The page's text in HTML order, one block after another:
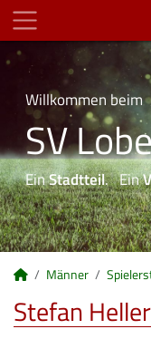
Willkommen beim
SV
EinStadtteil. Ein
Männer
Stefan